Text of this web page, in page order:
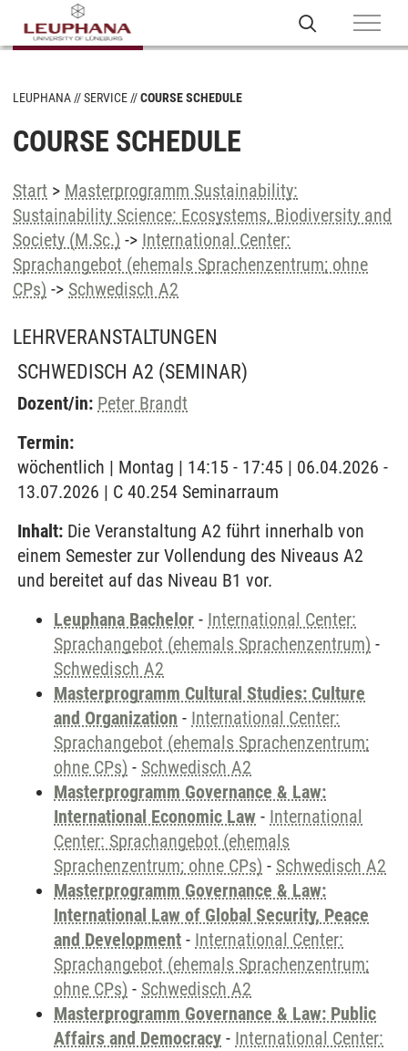
LEUPHANA SERVICE COURSE SCHEDULE
COURSE SCHEDULE
Start > Masterprogramm Sustainability:
Sustainability Science: Ecosystems, Biodiversity and
Society (M.Sc.) -> International Center:
Sprachangebot (ehemals Sprachenzentrum; ohne
CPs) -> Schwedisch A2
LEHRVERANSTALTUNGEN
SCHWEDISCH A2 (SEMINAR)
Dozent/in: Peter Brandt
Termin:
wöchentlich | Montag | 14:15 - 17:45 | 06.04.2026 -
13.07.2026 | C 40.254 Seminarraum
Inhalt: Die Veranstaltung A2 führt innerhalb von
einem Semester zur Vollendung des Niveaus A2
und bereitet auf das Niveau B1 vor.
Leuphana Bachelor - International Center:
Sprachangebot (ehemals Sprachenzentrum) -
Schwedisch A2
Masterprogramm Cultural Studies: Culture
and Organization - International Center:
Sprachangebot (ehemals Sprachenzentrum;
ohne CPs) - Schwedisch A2
Masterprogramm Governance & Law:
International Economic Law - International
Center: Sprachangebot (ehemals
Sprachenzentrum; ohne CPs) - Schwedisch A2
Masterprogramm Governance & Law:
International Law of Global Security, Peace
and Development - International Center:
Sprachangebot (ehemals Sprachenzentrum;
ohne CPs) - Schwedisch A2
Masterprogramm Governance & Law: Public
Affairs and Democracy - International Center: